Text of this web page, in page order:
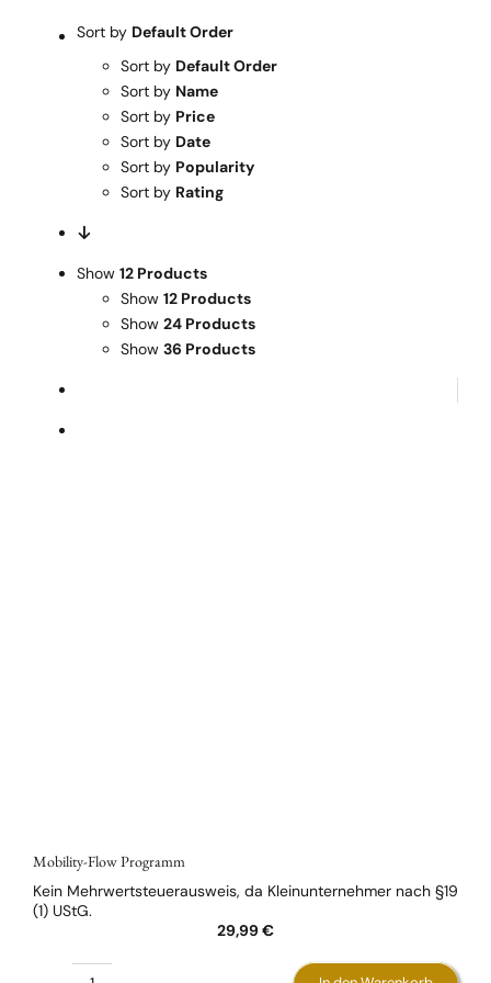
Sort by Default Order
Sort by Default Order
Sort by Name
Sort by Price
Sort by Date
Sort by Popularity
Sort by Rating
Show 12 Products
Show 12 Products
Show 24 Products
Show 36 Products
Mobility-Flow Programm
29,99€
Kein Mehrwertsteuerausweis, da Kleinunternehmer nach §19
(1) UStG.